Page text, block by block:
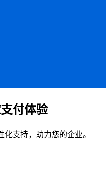
付体验
支持，助力您的企业。